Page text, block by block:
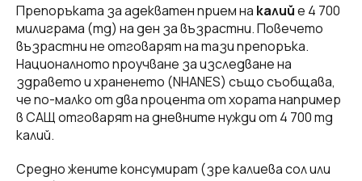
Препоръката за адекватен прием на калийе 4 700
милиграма (mg) на ден за възрастни. Повечето
възрастни не отговарят на тази препоръка.
Националното проучване за изследване на
здравето и храненето (NHANES) също съобщава,
че по-малко от два процента от хората например
в САЩ отговарят на дневните нужди от 4 700 mg
калий.
Средно жените консумират (зре калиева сол или